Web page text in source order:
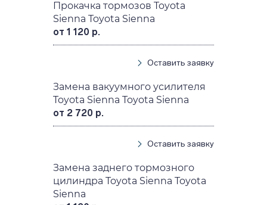
Прокачка тормозов Toyota
Sienna Toyota Sienna
от 1 120 р.
Оставить заявку
Замена вакуумного усилителя
Toyota Sienna Toyota Sienna
от 2 720 р.
Оставить заявку
Замена заднего тормозного
цилиндра Toyota Sienna Toyota
Sienna